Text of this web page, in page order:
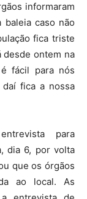
informaram
baleia caso não
fica triste
desde ontem na
fácil para nós
fica a nossa
para
dia 6, por volta
que os órgãos
ao local. As